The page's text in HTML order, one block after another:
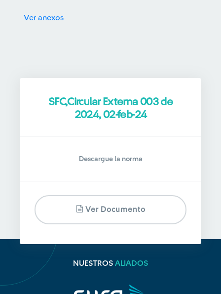
Ver anexos
SFC,Circular Externa 003 de
2024, 02-feb-24
Descargue la norma
Ver Documento
NUESTROS ALIADOS